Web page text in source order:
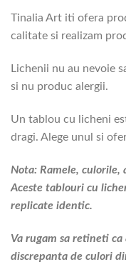
Tinalia Art iti ofera
calitate si realizam
Lichenii nu au nevoie
si nu produc alergii.
Un tablou cu licheni
dragi. Alege unul si
Nota: Ramele, culorile,
Aceste tablouri cu
replicate identic.
Va rugam sa retineti
discrepanta de culori